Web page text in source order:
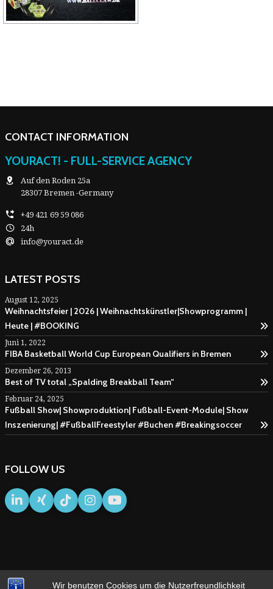
Wir benutzen Cookies um die Nutzerfreundlichkeit
CONTACT INFORMATION
YOURACT! - FULL-SERVICE AGENCY
Auf den Roden 25a
28307 Bremen -Germany
+49 421 69 59 086
24h
info@youract.de
LATEST POSTS
August 12, 2025
Weihnachtsfeier | 2026 | Weihnachtskünstler|Showprogramm |
Heute | #BOOKING
Juni 1, 2022
FIBA Basketball World Cup European Qualifiers in Bremen
Dezember 26, 2013
Best of TV total „Spalding Breakball Team“
Februar 24, 2025
Fußball Show| Showproduktion| Fußball-Event-Module| Show
Inszenierung| #FußballFreestyler #Buchen #Breakingsoccer
FOLLOW US